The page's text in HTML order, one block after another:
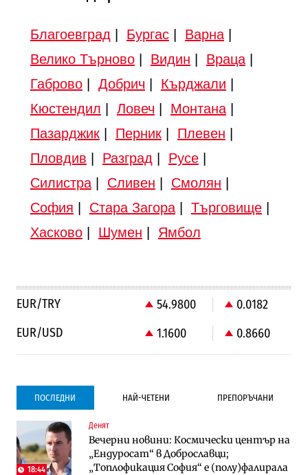
Благоевград Бургас| Варна|
Велико Търново| Видин Враца|
Габрово| Добрич Кърджали
Кюстендил
Ловеч Монтана|
Пазарджик| Перник| Плевен
Пловдив
Разград Русе|
Силистра| Сливен Смолян
София
Стара Загора| Търговище|
Хасково| Шумен Ямбол
EUR/TRY 54.9800
0.0182
EUR/USD
1.1600 0.8660
ПОСЛЕДНИ НАЙ-ЧЕТЕНИ ПРЕПОРЪЧАНИ
18:44
Денят
Вечерни новини: Космически център на
„Ендуросат“ в Доброславци;
„Топлофикация София“ e (полу)фалирала
Градоустройство
Столична община избра изпълнител за
преместването на трамвайното
трасе по бул. „Скобелев“
Компании
Vivacom предлага над 150 устройства с
90% отстъпка през август